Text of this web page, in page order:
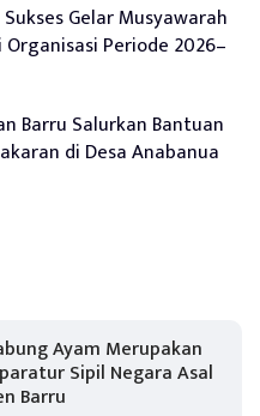
Gelar Musyawarah
Periode 2026–
Barru Salurkan Bantuan
di Desa Anabanua
Ayam Merupakan
Sipil Negara Asal
Barru